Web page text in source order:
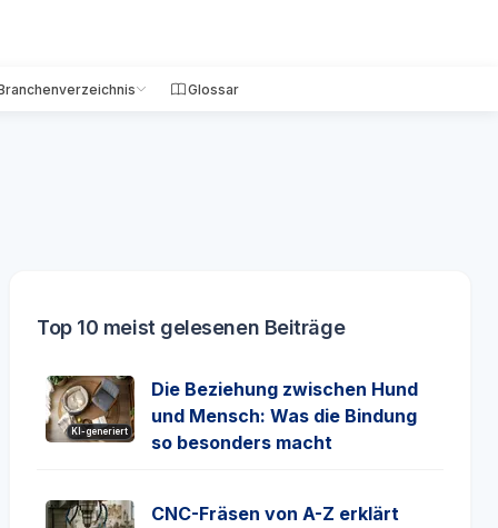
Glossar
Top 10 meist gelesenen Beiträge
KI-generiert
Die Beziehung zwischen Hund
und Mensch: Was die Bindung
so besonders macht
CNC-Fräsen von A-Z erklärt